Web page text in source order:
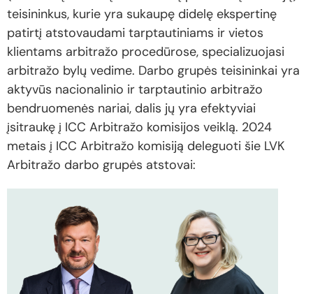
teisininkus, kurie yra sukaupę didelę ekspertinę
patirtį atstovaudami tarptautiniams ir vietos
klientams arbitražo procedūrose, specializuojasi
arbitražo bylų vedime. Darbo grupės teisininkai yra
aktyvūs nacionalinio ir tarptautinio arbitražo
bendruomenės nariai, dalis jų yra efektyviai
įsitraukę į ICC Arbitražo komisijos veiklą. 2024
metais į ICC Arbitražo komisiją deleguoti šie LVK
Arbitražo darbo grupės atstovai: